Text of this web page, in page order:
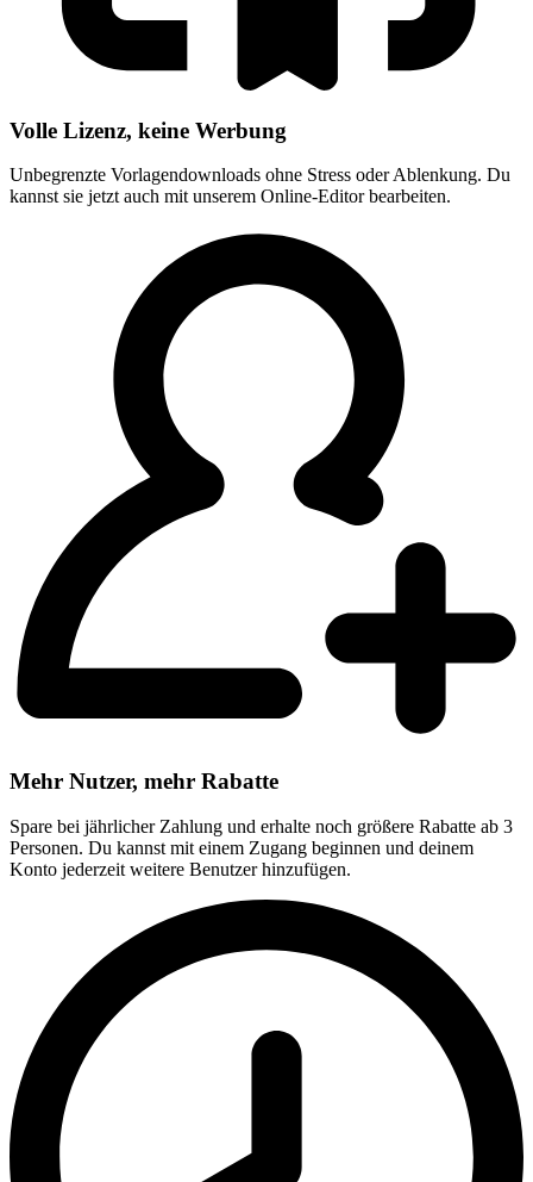
Volle Lizenz, keine Werbung
Unbegrenzte Vorlagendownloads ohne Stress oder Ablenkung. Du
kannst sie jetzt auch mit unserem Online-Editor bearbeiten.
Mehr Nutzer, mehr Rabatte
Spare bei jährlicher Zahlung und erhalte noch größere Rabatte ab 3
Personen. Du kannst mit einem Zugang beginnen und deinem
Konto jederzeit weitere Benutzer hinzufügen.